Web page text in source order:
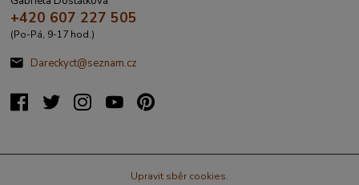
+420 607 227 505
(Po-Pá, 9-17 hod.)
Dareckyct@seznam.cz
Upravit sběr cookies.